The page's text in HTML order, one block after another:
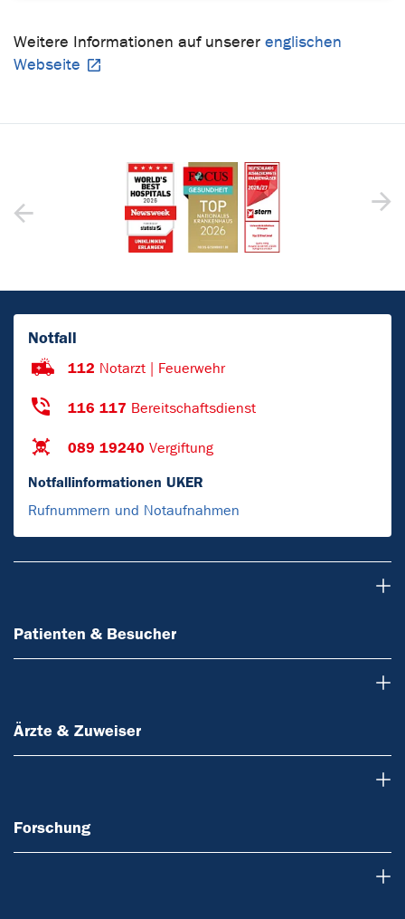
Weitere Informationen auf unserer englischen
Webseite
Notfall
112 Notarzt | Feuerwehr
116 117 Bereitschaftsdienst
089 19240 Vergiftung
Notfallinformationen UKER
Rufnummern und Notaufnahmen
Patienten & Besucher
Ärzte & Zuweiser
Forschung